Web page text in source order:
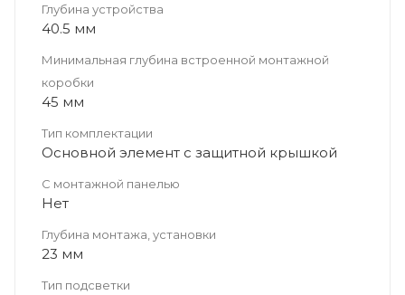
Глубина устройства
40.5 мм
Минимальная глубина встроенной монтажной
коробки
45 мм
Тип комплектации
Основной элемент с защитной крышкой
С монтажной панелью
Нет
Глубина монтажа, установки
23 мм
Тип подсветки